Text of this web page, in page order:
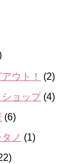
ウト！
(2)
ョップ(4)
(6)
ノ (1)